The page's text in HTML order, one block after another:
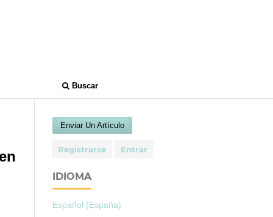
Buscar
Registrarse Entrar
Enviar Un Artículo
IDIOMA
Español (España)